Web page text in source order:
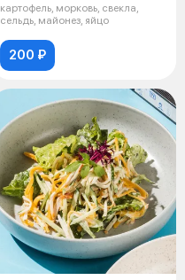
картофель, морковь, свекла,
сельдь, майонез, яйцо
200 ₽